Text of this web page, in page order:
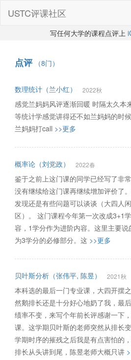
USTC评课社区
写任何大学的课程点评上
点评（8门）
数理统计（兰小红） 2022秋
感觉兰妈妈风评逐渐回暖 时隔太久本
等统计学感觉讲得还不如兰妈妈的时
兰妈妈打call >>更多
概率论（刘党政） 2022春
鉴于之前上这门课的同学已经写了非
没有继续给这门课再继续增加评价了
发现还是有些问题可以谈谈（大四人
区）。 这门课程今年第一次改成3+1
容，1学分作为进阶内容。这里主要
为3学分的必修部分。这 >>更多
贝叶斯分析（张伟平, 陈昱） 2021秋
本科选的最后一门专业课，大四开摆
然鹅排长还是十分好心地奶了我，最
绩率不变，来写个年前长评感谢一下
课。这学期贝叶斯的老师突然从排长
学期时序的摧残之后我是有点害怕的
排长从头讲到尾，陈昱老师大概只讲